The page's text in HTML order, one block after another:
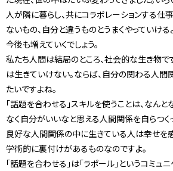
人が隣に暮らし、共にコラボレーションする仕
ないもの、自分と違うものとうまくやっていけ
今後も増えていくでしょう。
私たち人間は結局のところ、社会的な生き物で
は生きていけない。ならば、自分の関わる人間
たいですよね。
「話題を合わせる」スキルを使うことは、なん
なく自分がいいなと思える人間関係を自らつく
良好な人間関係の中に生きている人は幸せを
学術的に裏付けがあるものなのですよ。
「話題を合わせる」は「ラポール」というコミュ